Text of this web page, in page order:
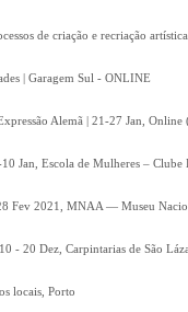
de criação e recriação
| Garagem Sul - ONLINE
Alemã | 21-27 Jan,
Jan, Escola de Mulheres – Clube
28 Fev 2021, MNAA — Museu
- 20 Dez, Carpintarias de São
locais, Porto